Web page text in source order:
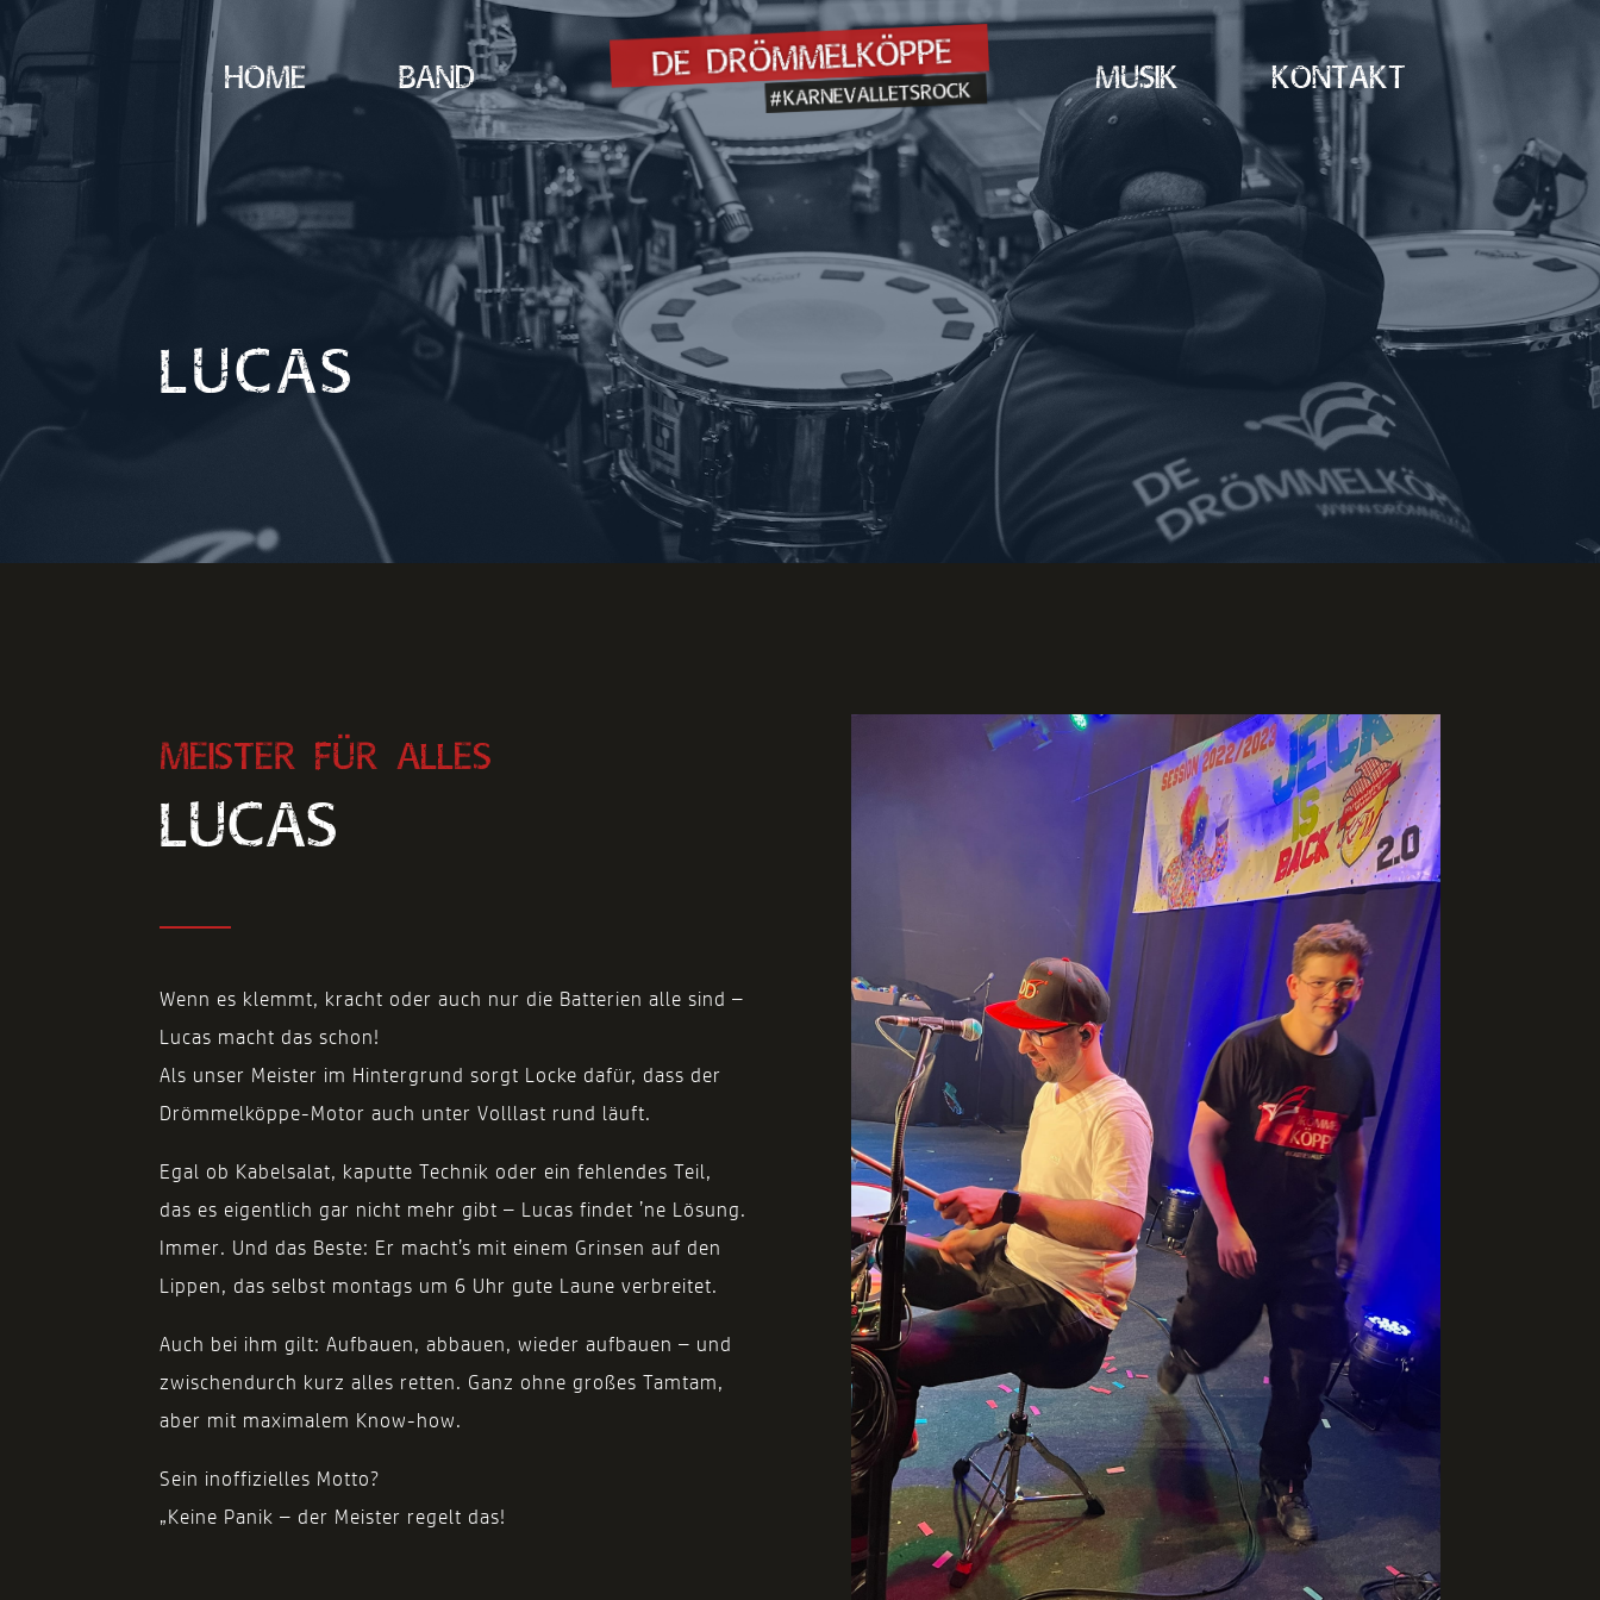
home band musik Kontakt
LUCAS
MEISTER FÜR ALLES
LUCAS
Wenn es klemmt, kracht oder auch nur die Batterien alle sind –
Lucas macht das schon!
Als unser Meister im Hintergrund sorgt Locke dafür, dass der
Drömmelköppe-Motor auch unter Volllast rund läuft.
Egal ob Kabelsalat, kaputte Technik oder ein fehlendes Teil,
das es eigentlich gar nicht mehr gibt – Lucas findet ’ne Lösung.
Immer. Und das Beste: Er macht’s mit einem Grinsen auf den
Lippen, das selbst montags um 6 Uhr gute Laune verbreitet.
Auch bei ihm gilt: Aufbauen, abbauen, wieder aufbauen – und
zwischendurch kurz alles retten. Ganz ohne großes Tamtam,
aber mit maximalem Know-how.
Sein inoffizielles Motto?
„Keine Panik – der Meister regelt das!